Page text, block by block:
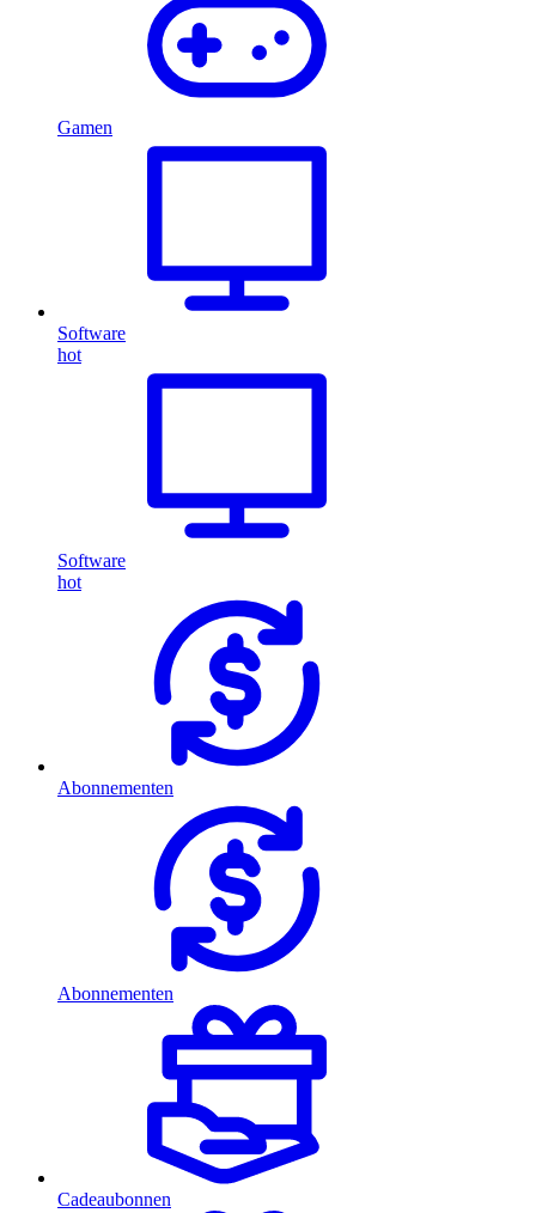
Gamen
Software
hot
Software
hot
Abonnementen
Abonnementen
Cadeaubonnen